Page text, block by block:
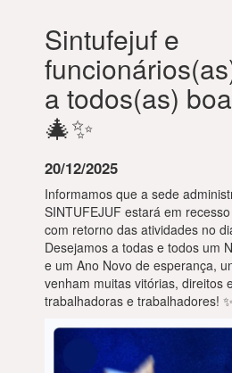
Sintufejuf e
a todos(as)
🎄✨
20/12/2025
Informamos que a sede
SINTUFEJUF estará em
com retorno das atividades no
Desejamos a todas e todos um
e um Ano Novo de esperança,
venham muitas vitórias, direitos
trabalhadoras e trabalhadores! ✨